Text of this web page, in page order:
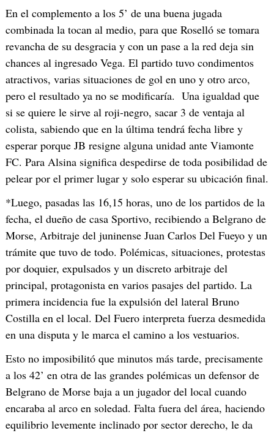
En el complemento a los 5’ de una buena jugada
combinada la tocan al medio, para que Roselló se tomara
revancha de su desgracia y con un pase a la red deja sin
chances al ingresado Vega. El partido tuvo condimentos
atractivos, varias situaciones de gol en uno y otro arco,
pero el resultado ya no se modificaría. Una igualdad que
si se quiere le sirve al roji-negro, sacar 3 de ventaja al
colista, sabiendo que en la última tendrá fecha libre y
esperar porque JB resigne alguna unidad ante Viamonte
FC. Para Alsina significa despedirse de toda posibilidad de
pelear por el primer lugar y solo esperar su ubicación final.
*Luego, pasadas las 16,15 horas, uno de los partidos de la
fecha, el dueño de casa Sportivo, recibiendo a Belgrano de
Morse, Arbitraje del juninense Juan Carlos Del Fueyo y un
trámite que tuvo de todo. Polémicas, situaciones, protestas
por doquier, expulsados y un discreto arbitraje del
principal, protagonista en varios pasajes del partido. La
primera incidencia fue la expulsión del lateral Bruno
Costilla en el local. Del Fuero interpreta fuerza desmedida
en una disputa y le marca el camino a los vestuarios.
Esto no imposibilitó que minutos más tarde, precisamente
a los 42’ en otra de las grandes polémicas un defensor de
Belgrano de Morse baja a un jugador del local cuando
encaraba al arco en soledad. Falta fuera del área, haciendo
equilibrio levemente inclinado por sector derecho, le da